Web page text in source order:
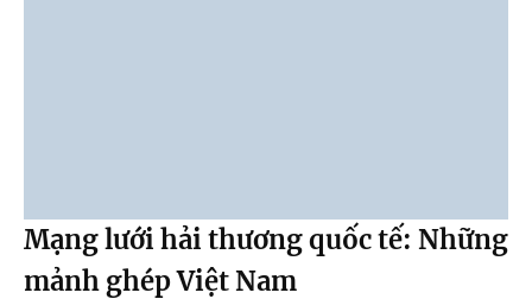
Mạng lưới hải thương quốc tế: Những
mảnh ghép Việt Nam